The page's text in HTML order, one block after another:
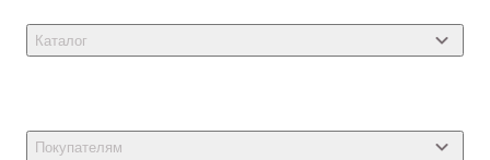
Каталог
Товары для собак
Покупателям